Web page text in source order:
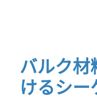
バルク材
けるシー